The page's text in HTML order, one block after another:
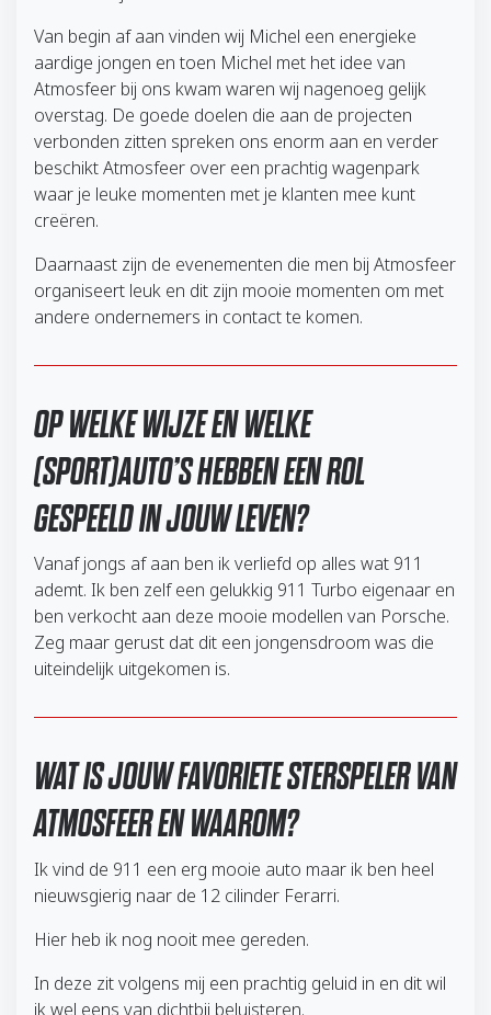
Van begin af aan vinden wij Michel een energieke
aardige jongen en toen Michel met het idee van
Atmosfeer bij ons kwam waren wij nagenoeg gelijk
overstag. De goede doelen die aan de projecten
verbonden zitten spreken ons enorm aan en verder
beschikt Atmosfeer over een prachtig wagenpark
waar je leuke momenten met je klanten mee kunt
creëren.
Daarnaast zijn de evenementen die men bij Atmosfeer
organiseert leuk en dit zijn mooie momenten om met
andere ondernemers in contact te komen.
OP WELKE WIJZE EN WELKE
(SPORT)AUTO’S HEBBEN EEN ROL
GESPEELD IN JOUW LEVEN?
Vanaf jongs af aan ben ik verliefd op alles wat 911
ademt. Ik ben zelf een gelukkig 911 Turbo eigenaar en
ben verkocht aan deze mooie modellen van Porsche.
Zeg maar gerust dat dit een jongensdroom was die
uiteindelijk uitgekomen is.
WAT IS JOUW FAVORIETE STERSPELER VAN
ATMOSFEER EN WAAROM?
Ik vind de 911 een erg mooie auto maar ik ben heel
nieuwsgierig naar de 12 cilinder Ferarri.
Hier heb ik nog nooit mee gereden.
In deze zit volgens mij een prachtig geluid in en dit wil
ik wel eens van dichtbij beluisteren.